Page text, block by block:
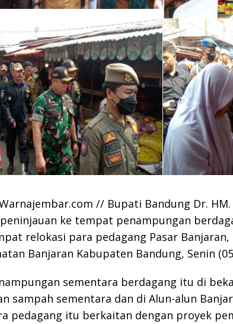
// Bupati Bandung Dr.
ke tempat penampungan
relokasi para pedagang Pasar Banjaran,
Banjaran Kabupaten Bandung, Senin
sementara berdagang itu di
sampah sementara dan di Alun-alun
pedagang itu berkaitan dengan proyek